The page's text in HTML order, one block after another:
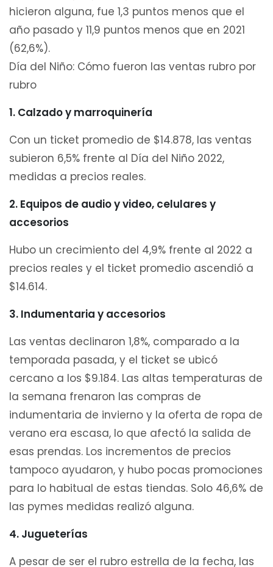
hicieron alguna, fue 1,3 puntos menos que el
año pasado y 11,9 puntos menos que en 2021
(62,6%).
Día del Niño: Cómo fueron las ventas rubro por
rubro
1. Calzado y marroquinería
Con un ticket promedio de $14.878, las ventas
subieron 6,5% frente al Día del Niño 2022,
medidas a precios reales.
2. Equipos de audio y video, celulares y
accesorios
Hubo un crecimiento del 4,9% frente al 2022 a
precios reales y el ticket promedio ascendió a
$14.614.
3. Indumentaria y accesorios
Las ventas declinaron 1,8%, comparado a la
temporada pasada, y el ticket se ubicó
cercano a los $9.184. Las altas temperaturas de
la semana frenaron las compras de
indumentaria de invierno y la oferta de ropa de
verano era escasa, lo que afectó la salida de
esas prendas. Los incrementos de precios
tampoco ayudaron, y hubo pocas promociones
para lo habitual de estas tiendas. Solo 46,6% de
las pymes medidas realizó alguna.
4. Jugueterías
A pesar de ser el rubro estrella de la fecha, las